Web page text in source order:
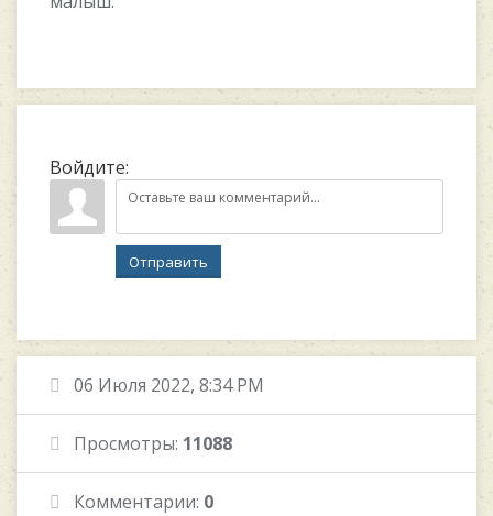
Войдите:
Отправить
06 Июля 2022, 8:34 PM
Просмотры: 11088
Комментарии: 0